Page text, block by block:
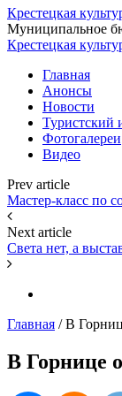
Крестецкая
Муниципальное
Крестецкая
Главная
Анонсы
Новости
Туристский
Фотогалереи
Видео
Prev article
Мастер-класс по
Next article
Света нет, а
Главная /В
В Горнице